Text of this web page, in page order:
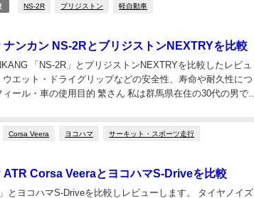
NS-2R ブリジストン 軽自動車
ンカン NS-2RとブリジストンNEXTRYを比較
「NS-2R」とブリジストンNEXTRYを比較したレビュ
エット・ドライグリップなどの安全性、寿命や耐久性につ
Corsa Veera ヨコハマ サーキット・スポーツ走行
ATR Corsa VeeraとヨコハマS-Driveを比較
とヨコハマS-Driveを比較しレビューします。 タイヤノイズ